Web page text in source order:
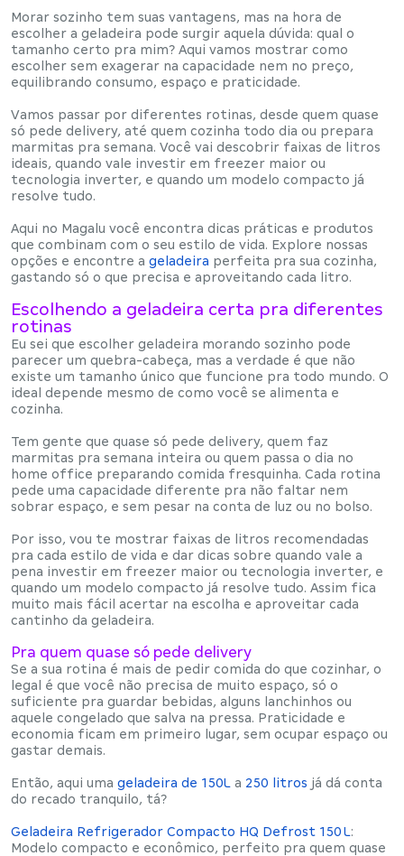
Morar sozinho tem suas vantagens, mas na hora de
escolher a geladeira pode surgir aquela dúvida: qual o
tamanho certo pra mim? Aqui vamos mostrar como
escolher sem exagerar na capacidade nem no preço,
equilibrando consumo, espaço e praticidade.
Vamos passar por diferentes rotinas, desde quem quase
só pede delivery, até quem cozinha todo dia ou prepara
marmitas pra semana. Você vai descobrir faixas de litros
ideais, quando vale investir em freezer maior ou
tecnologia inverter, e quando um modelo compacto já
resolve tudo.
Aqui no Magalu você encontra dicas práticas e produtos
que combinam com o seu estilo de vida. Explore nossas
opções e encontre a geladeira perfeita pra sua cozinha,
gastando só o que precisa e aproveitando cada litro.
Escolhendo a geladeira certa pra diferentes
rotinas
Eu sei que escolher geladeira morando sozinho pode
parecer um quebra-cabeça, mas a verdade é que não
existe um tamanho único que funcione pra todo mundo. O
ideal depende mesmo de como você se alimenta e
cozinha.
Tem gente que quase só pede delivery, quem faz
marmitas pra semana inteira ou quem passa o dia no
home office preparando comida fresquinha. Cada rotina
pede uma capacidade diferente pra não faltar nem
sobrar espaço, e sem pesar na conta de luz ou no bolso.
Por isso, vou te mostrar faixas de litros recomendadas
pra cada estilo de vida e dar dicas sobre quando vale a
pena investir em freezer maior ou tecnologia inverter, e
quando um modelo compacto já resolve tudo. Assim fica
muito mais fácil acertar na escolha e aproveitar cada
cantinho da geladeira.
Pra quem quase só pede delivery
Se a sua rotina é mais de pedir comida do que cozinhar, o
legal é que você não precisa de muito espaço, só o
suficiente pra guardar bebidas, alguns lanchinhos ou
aquele congelado que salva na pressa. Praticidade e
economia ficam em primeiro lugar, sem ocupar espaço ou
gastar demais.
Então, aqui uma geladeira de 150L a 250 litros já dá conta
do recado tranquilo, tá?
Geladeira Refrigerador Compacto HQ Defrost 150 L:
Modelo compacto e econômico, perfeito pra quem quase